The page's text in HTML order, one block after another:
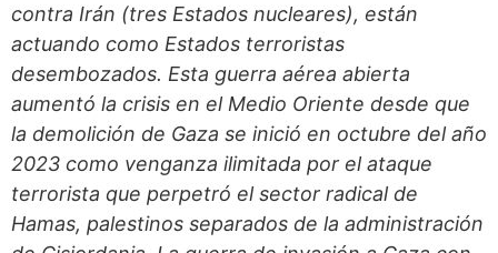
contra Irán (tres Estados nucleares), están
actuando como Estados terroristas
desembozados. Esta guerra aérea abierta
aumentó la crisis en el Medio Oriente desde que
la demolición de Gaza se inició en octubre del año
2023 como venganza ilimitada por el ataque
terrorista que perpetró el sector radical de
Hamas, palestinos separados de la administración